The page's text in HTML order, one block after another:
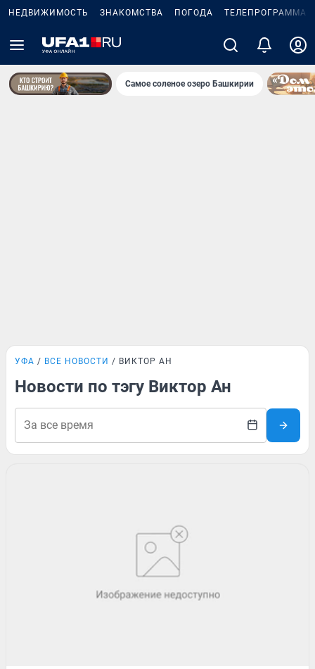
НЕДВИЖИМОСТЬ ЗНАКОМСТВА ПОГОДА ТЕЛЕПРОГРАММА
Самое соленое озеро Башкирии
УФА ВСЕ НОВОСТИ ВИКТОР АН
Новости по тэгу Виктор Ан